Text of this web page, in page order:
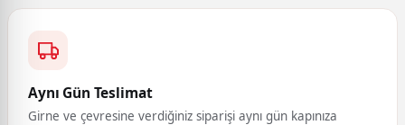
Aynı Gün Teslimat
Girne ve çevresine verdiğiniz siparişi aynı gün kapınıza